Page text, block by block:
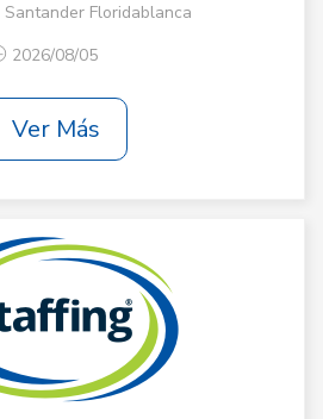
Santander Floridablanca
2026/08/05
Ver Más